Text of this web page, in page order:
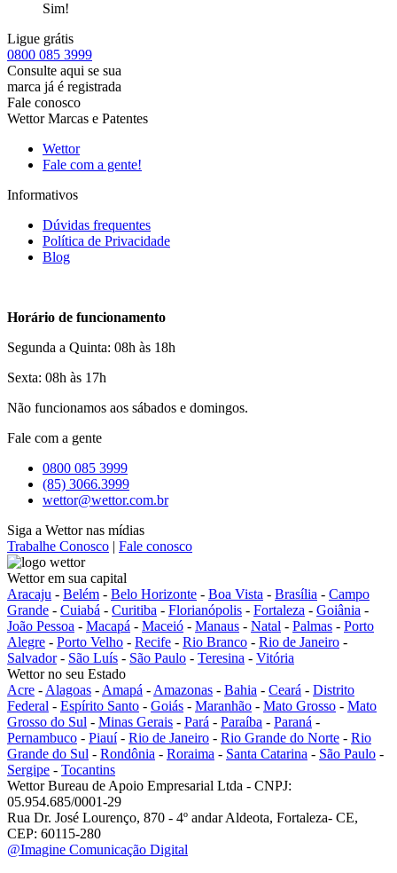
Sim!
Ligue grátis
0800 085 3999
Consulte aqui se sua
marca já é registrada
Fale conosco
Wettor Marcas e Patentes
Wettor
Fale com a gente!
Informativos
Dúvidas frequentes
Política de Privacidade
Blog
Horário de funcionamento
Segunda a Quinta: 08h às 18h
Sexta: 08h às 17h
Não funcionamos aos sábados e domingos.
Fale com a gente
0800 085 3999
(85) 3066.3999
wettor@wettor.com.br
Siga a Wettor nas mídias
Trabalhe Conosco | Fale conosco
Wettor em sua capital
Aracaju - Belém - Belo Horizonte - Boa Vista - Brasília - Campo
Grande - Cuiabá - Curitiba - Florianópolis - Fortaleza - Goiânia -
João Pessoa - Macapá - Maceió - Manaus - Natal - Palmas - Porto
Alegre - Porto Velho - Recife - Rio Branco - Rio de Janeiro -
Salvador- São Luís - São Paulo - Teresina - Vitória
Wettor no seu Estado
Acre - Alagoas - Amapá - Amazonas - Bahia - Ceará - Distrito
Federal - Espírito Santo - Goiás - Maranhão - Mato Grosso - Mato
Grosso do Sul - Minas Gerais - Pará - Paraíba - Paraná -
Pernambuco - Piauí- Rio de Janeiro - Rio Grande do Norte - Rio
Grande do Sul - Rondônia - Roraima - Santa Catarina - São Paulo -
Sergipe - Tocantins
Wettor Bureau de Apoio Empresarial Ltda - CNPJ:
05.954.685/0001-29
Rua Dr. José Lourenço, 870 - 4º andar Aldeota, Fortaleza- CE,
CEP: 60115-280
@Imagine Comunicação Digital